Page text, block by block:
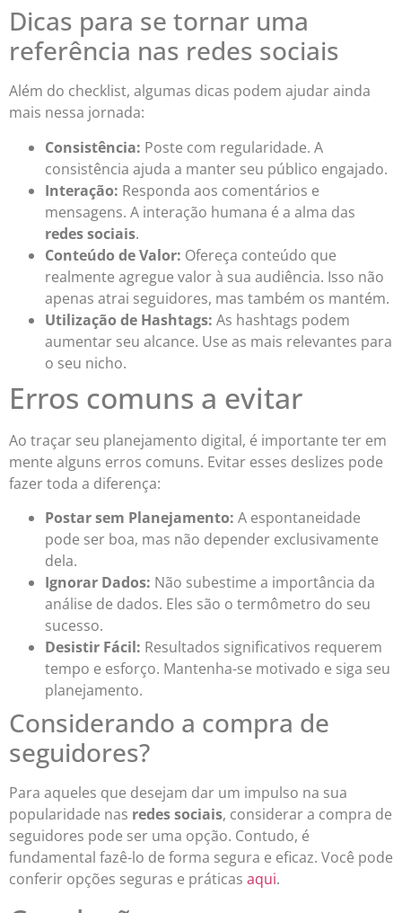
Dicas para se tornar uma
referência nas redes sociais
Além do checklist, algumas dicas podem ajudar ainda
mais nessa jornada:
Consistência: Poste com regularidade. A
consistência ajuda a manter seu público engajado.
Interação: Responda aos comentários e
mensagens. A interação humana é a alma das
redes sociais.
Conteúdo de Valor: Ofereça conteúdo que
realmente agregue valor à sua audiência. Isso não
apenas atrai seguidores, mas também os mantém.
Utilização de Hashtags: As hashtags podem
aumentar seu alcance. Use as mais relevantes para
o seu nicho.
Erros comuns a evitar
Ao traçar seu planejamento digital, é importante ter em
mente alguns erros comuns. Evitar esses deslizes pode
fazer toda a diferença:
Postar sem Planejamento: A espontaneidade
pode ser boa, mas não depender exclusivamente
dela.
Ignorar Dados: Não subestime a importância da
análise de dados. Eles são o termômetro do seu
sucesso.
Desistir Fácil: Resultados significativos requerem
tempo e esforço. Mantenha-se motivado e siga seu
planejamento.
Considerando a compra de
seguidores?
Para aqueles que desejam dar um impulso na sua
popularidade nas redes sociais, considerar a compra de
seguidores pode ser uma opção. Contudo, é
fundamental fazê-lo de forma segura e eficaz. Você pode
conferir opções seguras e práticas aqui.